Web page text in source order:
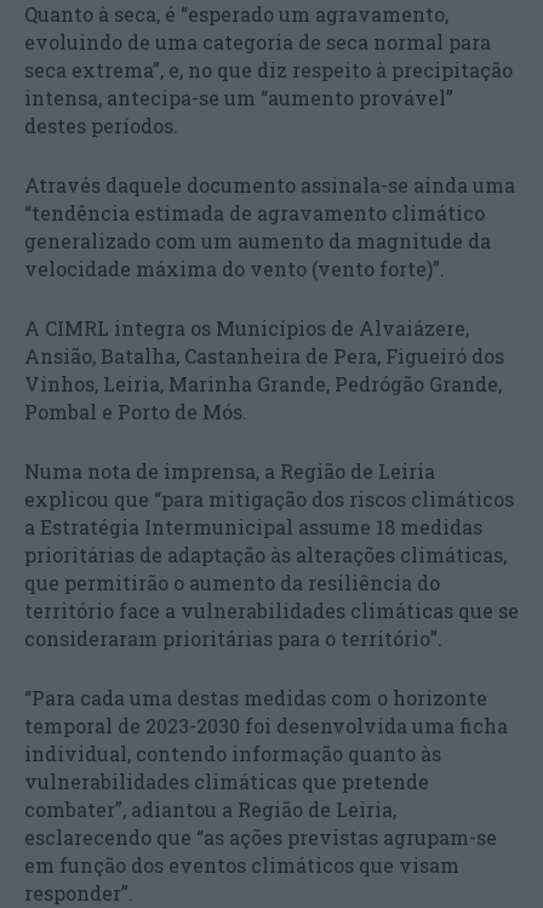
Quanto à seca, é “esperado um agravamento,
evoluindo de uma categoria de seca normal para
seca extrema”, e, no que diz respeito à precipitação
intensa, antecipa-se um “aumento provável”
destes períodos.
Através daquele documento assinala-se ainda uma
“tendência estimada de agravamento climático
generalizado com um aumento da magnitude da
velocidade máxima do vento (vento forte)”.
A CIMRL integra os Municípios de Alvaiázere,
Ansião, Batalha, Castanheira de Pera, Figueiró dos
Vinhos, Leiria, Marinha Grande, Pedrógão Grande,
Pombal e Porto de Mós.
Numa nota de imprensa, a Região de Leiria
explicou que “para mitigação dos riscos climáticos
a Estratégia Intermunicipal assume 18 medidas
prioritárias de adaptação às alterações climáticas,
que permitirão o aumento da resiliência do
território face a vulnerabilidades climáticas que se
consideraram prioritárias para o território”.
“Para cada uma destas medidas com o horizonte
temporal de 2023-2030 foi desenvolvida uma ficha
individual, contendo informação quanto às
vulnerabilidades climáticas que pretende
combater”, adiantou a Região de Leiria,
esclarecendo que “as ações previstas agrupam-se
em função dos eventos climáticos que visam
responder”.